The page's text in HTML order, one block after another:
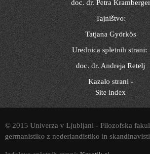
doc. dr. Petra Kramberger
Tajništvo:
Tatjana Györkös
Urednica spletnih strani:
doc. dr. Andreja Retelj
Kazalo strani -
Site index
© 2015 Univerza v Ljubljani - Filozofska
germanistiko z nederlandistiko in